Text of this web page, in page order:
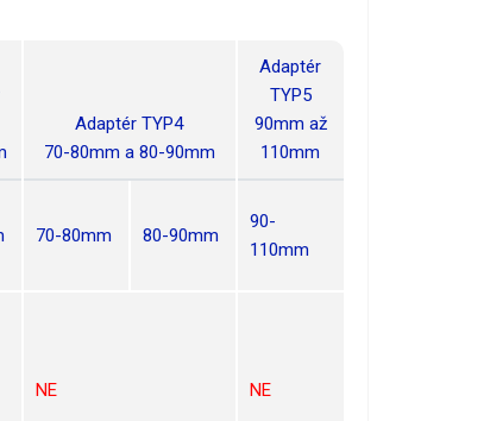
Adaptér TYP4
70-80mm a 80-90mm
Adaptér
TYP5
90mm až
110mm
70-80mm 80-90mm
90-
110mm
NE NE